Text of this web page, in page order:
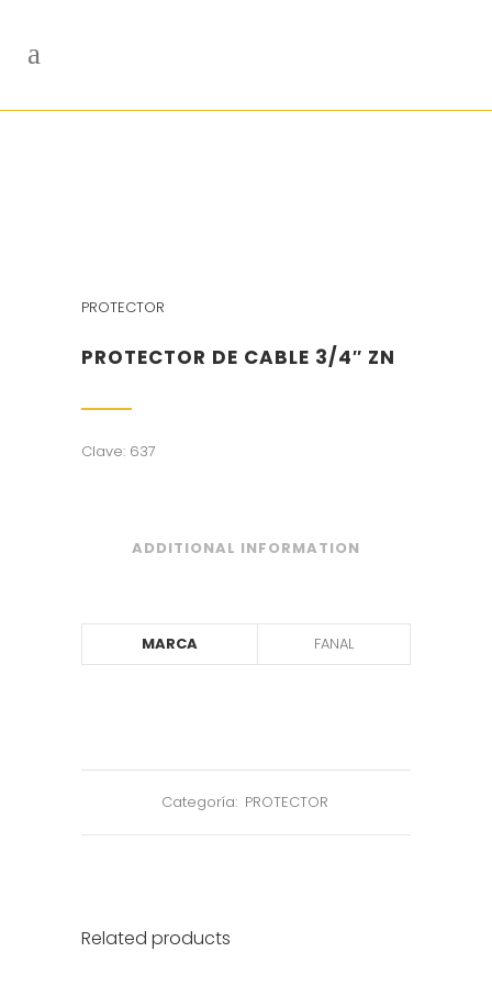
PROTECTOR
PROTECTOR DE CABLE 3/4″ ZN
Clave: 637
ADDITIONAL INFORMATION
MARCA FANAL
Categoría: PROTECTOR
Related products